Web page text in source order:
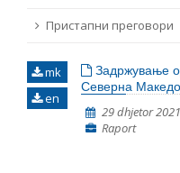
Пристапни преговори
mk
en
Задржување
Северна
29 dhjetor 2021
Raport